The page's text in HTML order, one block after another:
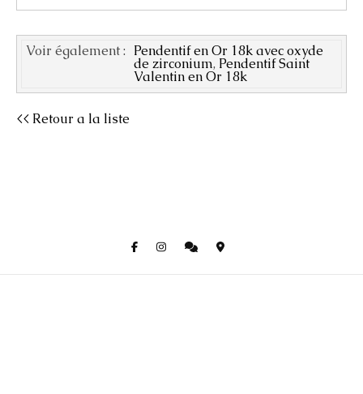
Voir également : Pendentif en Or 18k avec oxyde
de zirconium, Pendentif Saint
Valentin en Or 18k
<< Retour a la liste